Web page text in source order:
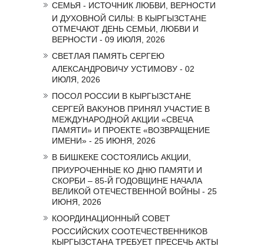
СЕМЬЯ - ИСТОЧНИК ЛЮБВИ, ВЕРНОСТИ
И ДУХОВНОЙ СИЛЫ: В КЫРГЫЗСТАНЕ
ОТМЕЧАЮТ ДЕНЬ СЕМЬИ, ЛЮБВИ И
ВЕРНОСТИ - 09 ИЮЛЯ, 2026
СВЕТЛАЯ ПАМЯТЬ СЕРГЕЮ
АЛЕКСАНДРОВИЧУ УСТИМОВУ - 02
ИЮЛЯ, 2026
ПОСОЛ РОССИИ В КЫРГЫЗСТАНЕ
СЕРГЕЙ ВАКУНОВ ПРИНЯЛ УЧАСТИЕ В
МЕЖДУНАРОДНОЙ АКЦИИ «СВЕЧА
ПАМЯТИ» И ПРОЕКТЕ «ВОЗВРАЩЕНИЕ
ИМЕНИ» - 25 ИЮНЯ, 2026
В БИШКЕКЕ СОСТОЯЛИСЬ АКЦИИ,
ПРИУРОЧЕННЫЕ КО ДНЮ ПАМЯТИ И
СКОРБИ – 85-Й ГОДОВЩИНЕ НАЧАЛА
ВЕЛИКОЙ ОТЕЧЕСТВЕННОЙ ВОЙНЫ - 25
ИЮНЯ, 2026
КООРДИНАЦИОННЫЙ СОВЕТ
РОССИЙСКИХ СООТЕЧЕСТВЕННИКОВ
КЫРГЫЗСТАНА ТРЕБУЕТ ПРЕСЕЧЬ АКТЫ